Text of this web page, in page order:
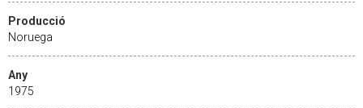
Producció
Noruega
Any
1975